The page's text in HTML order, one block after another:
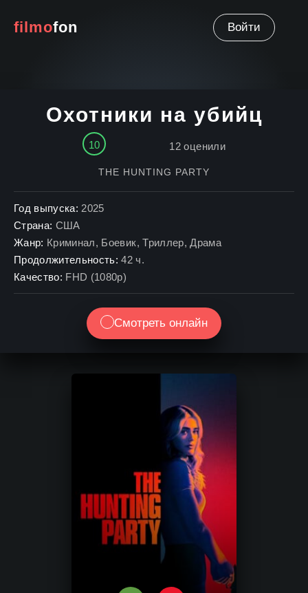
filmofon Войти
Охотники на убийц
10 12 оценили
THE HUNTING PARTY
Год выпуска: 2025
Страна: США
Жанр: Криминал, Боевик,Триллер,Драма
Продолжительность: 42 ч.
Качество: FHD (1080p)
Смотреть онлайн